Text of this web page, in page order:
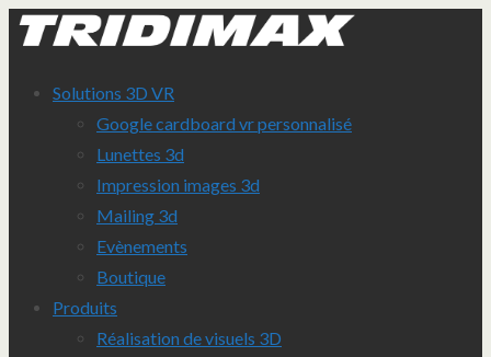
Solutions 3D VR
Google cardboard vr personnalisé
Lunettes 3d
Impression images 3d
Mailing 3d
Evènements
Boutique
Produits
Réalisation de visuels 3D